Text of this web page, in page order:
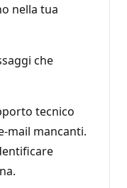
nella tua
che
tecnico
mail mancanti.